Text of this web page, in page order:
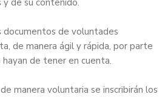
de su contenido.
documentos de voluntades
de manera ágil y rápida, por parte
de tener en cuenta.
manera voluntaria se inscribirán los